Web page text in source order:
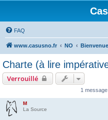
FAQ
www.casusno.fr NO
Charte (à lire
Verrouillé
1 message
M
La Source